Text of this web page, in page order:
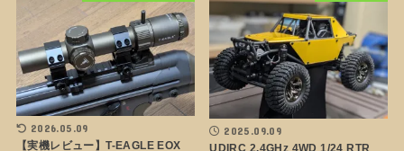
2026.05.09
【実機レビュー】T-EAGLE EOX
2025.09.09